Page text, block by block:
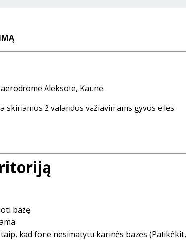
Aleksote, Kaune.
2 valandos važiavimams gyvos eilės
bazę
kad fone nesimatytu karinės bazės (Patikėkit,